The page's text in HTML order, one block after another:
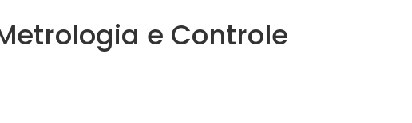
e Controle